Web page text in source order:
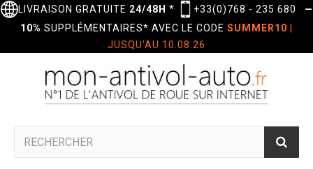
LIVRAISON GRATUITE 24/48H * +33(0)768 - 235 680
—
10% SUPPLÉMENTAIRES* AVEC LE CODE SUMMER10
JUSQU'AU 10.08.26